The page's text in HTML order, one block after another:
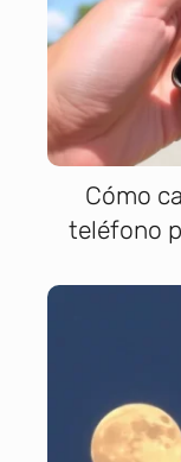
Cómo
teléfono